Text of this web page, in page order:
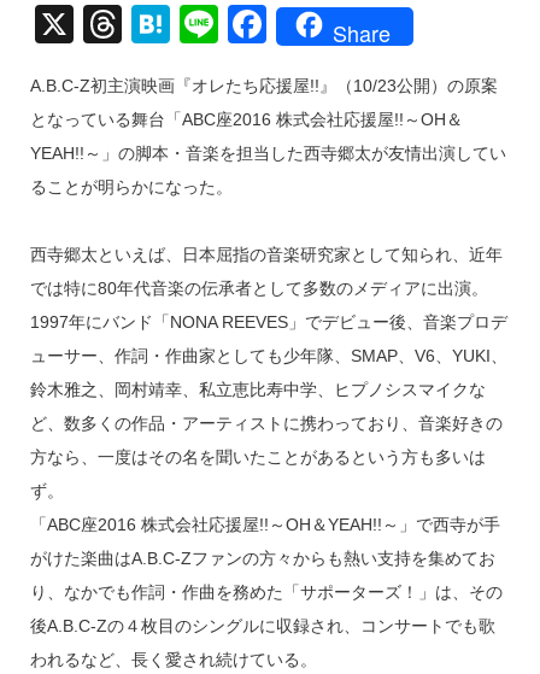
X
T
e
a
d
H
e
n
a
Li
e
F
c
e
o
k
Share
A.B.C-Z初主演映画『オレたち応援屋!!』（10/23公開）の原案
となっている舞台「ABC座2016 株式会社応援屋!!～OH＆
YEAH!!～」の脚本・音楽を担当した西寺郷太が友情出演してい
ることが明らかになった。
西寺郷太といえば、日本屈指の音楽研究家として知られ、近年
では特に80年代音楽の伝承者として多数のメディアに出演。
1997年にバンド「NONA REEVES」でデビュー後、音楽プロデ
ューサー、作詞・作曲家としても少年隊、SMAP、V6、YUKI、
鈴木雅之、岡村靖幸、私立恵比寿中学、ヒプノシスマイクな
ど、数多くの作品・アーティストに携わっており、音楽好きの
方なら、一度はその名を聞いたことがあるという方も多いは
ず。
「ABC座2016 株式会社応援屋!!～OH＆YEAH!!～」で西寺が手
がけた楽曲はA.B.C-Zファンの方々からも熱い支持を集めてお
り、なかでも作詞・作曲を務めた「サポーターズ！」は、その
後A.B.C-Zの４枚目のシングルに収録され、コンサートでも歌
われるなど、長く愛され続けている。